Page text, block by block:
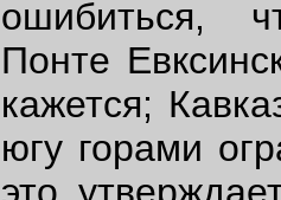
ошибиться,
Понте
кажется;
югу горами
это